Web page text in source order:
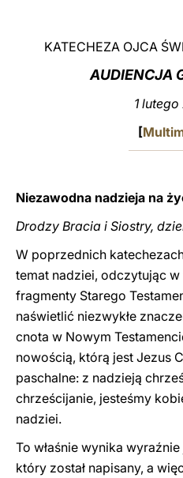
KATECHEZA OJCA
AUDIENCJA
1 lutego
[
Niezawodna nadzieja na
Drodzy Bracia i Siostry,
W poprzednich
temat nadziei, odczytując
fragmenty Starego
naświetlić niezwykłe
cnota w Nowym
nowością, którą jest Jezus
paschalne: z nadzieją
chrześcijanie, jesteśmy
nadziei.
To właśnie wynika
który został napisany, a